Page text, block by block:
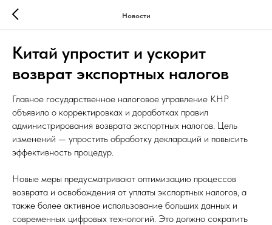
Новости
Китай упростит и ускорит
возврат экспортных налогов
Главное государственное налоговое управление КНР
объявило о корректировках и доработках правил
администрирования возврата экспортных налогов. Цель
изменений — упростить обработку деклараций и повысить
эффективность процедур.
Новые меры предусматривают оптимизацию процессов
возврата и освобождения от уплаты экспортных налогов, а
также более активное использование больших данных и
современных цифровых технологий. Это должно сократить